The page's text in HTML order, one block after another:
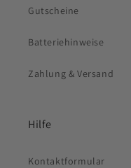
Gutscheine
Batteriehinweise
Zahlung & Versand
Hilfe
Kontaktformular